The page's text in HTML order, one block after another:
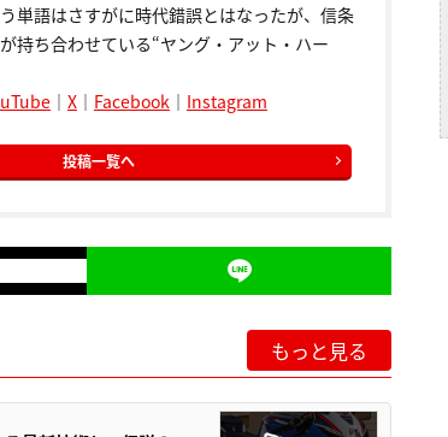
単語はさすがに時代錯誤とはなったが、信条
持ち合わせている“ヤング・アット・ハー
｜ X｜ Facebook ｜ Instagram
投稿一覧へ
もっと見る